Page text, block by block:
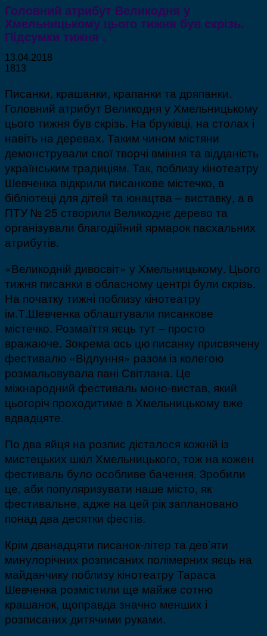
Головний атрибут Великодня у
Хмельницькому цього тижня був скрізь.
Підсумки тижня .
13.04.2018
1813
Писанки, крашанки, крапанки та дряпанки.
Головний атрибут Великодня у Хмельницькому
цього тижня був скрізь. На бруківці, на столах і
навіть на деревах. Таким чином містяни
демонстрували свої творчі вміння та відданість
українським традиціям. Так, поблизу кінотеатру
Шевченка відкрили писанкове містечко, в
бібліотеці для дітей та юнацтва – виставку, а в
ПТУ № 25 створили Великоднє дерево та
організували благодійний ярмарок пасхальних
атрибутів.
«Великодній дивосвіт» у Хмельницькому. Цього
тижня писанки в обласному центрі були скрізь.
На початку тижні поблизу кінотеатру
ім.Т.Шевченка облаштували писанкове
містечко. Розмаїття яєць тут – просто
вражаюче. Зокрема ось цю писанку присвячену
фестивалю «Відлуння» разом із колегою
розмальовувала пані Світлана. Це
міжнародний фестиваль моно-вистав, який
цьогоріч проходитиме в Хмельницькому вже
вдвадцяте.
По два яйця на розпис дісталося кожній із
мистецьких шкіл Хмельницького, тож на кожен
фестиваль було особливе бачення. Зробили
це, аби популяризувати наше місто, як
фестивальне, адже на цей рік заплановано
понад два десятки фестів.
Крім дванадцяти писанок-літер та дев’яти
минулорічних розписаних полімерних яєць на
майданчику поблизу кінотеатру Тараса
Шевченка розмістили ще майже сотню
крашанок, щоправда значно менших і
розписаних дитячими руками.